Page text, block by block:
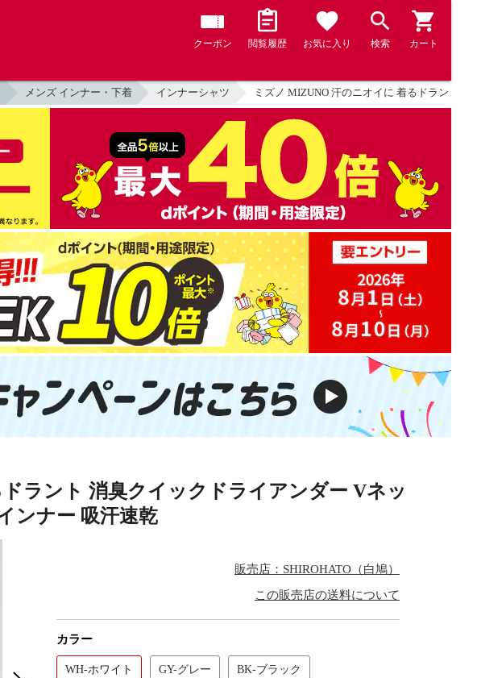
クーポン 閲覧履歴 お気に入り 検索 カート
メンズ インナー・下着 インナーシャツ ミズノ MIZUNO 汗のニオイに 着るドラント
ラント 消臭クイックドライアンダー Vネッ
ンナー 吸汗速乾
販売店：SHIROHATO（白鳩）
この販売店の送料について
カラー
WH-ホワイト GY-グレー BK-ブラック